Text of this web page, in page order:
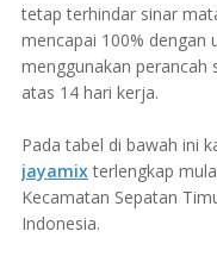
tetap terhindar sinar
mencapai 100% dengan
menggunakan perancah
atas 14 hari kerja.
Pada tabel di bawah ini
jayamixterlengkap
Kecamatan Sepatan
Indonesia.